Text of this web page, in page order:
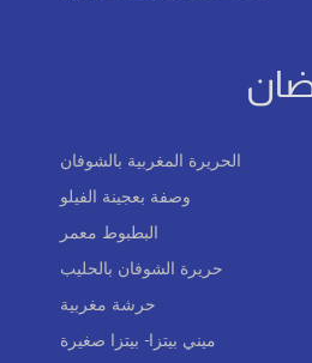
الحريرة المغربية بالشوفان
وصفة بعجينة الفيلو
البطبوط معمر
حريرة الشوفان بالحليب
حرشة مغربية
ميني بيتزا- بيتزا صغيرة